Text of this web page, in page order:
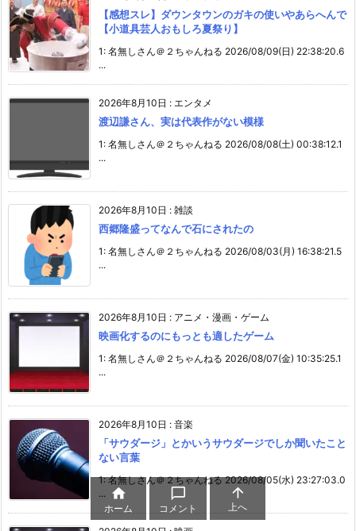
【感想スレ】ダウンタウンのガキの使いやあらへんで
【小道具芸人おもしろ夏祭り】
1: 名無しさん＠２ちゃんねる 2026/08/09(日) 22:38:20.6
...
2026年8月10日 : エンタメ
渡辺謙さん、実は代表作がない模様
1: 名無しさん＠２ちゃんねる 2026/08/08(土) 00:38:12.1
...
2026年8月10日 : 雑談
西郷隆盛ってなんで石にされたの
1: 名無しさん＠２ちゃんねる 2026/08/03(月) 16:38:21.5
...
2026年8月10日 : アニメ・漫画・ゲーム
映画化するのにもっとも適したゲーム
1: 名無しさん＠２ちゃんねる 2026/08/07(金) 10:35:25.1
...
2026年8月10日 : 音楽
「サウダージ」とかいうサウダージでしか聞いたこと
ない言葉
1: 名無しさん＠２ちゃんねる 2026/08/05(水) 23:27:03.0
... 
ホーム

コメント

上へ